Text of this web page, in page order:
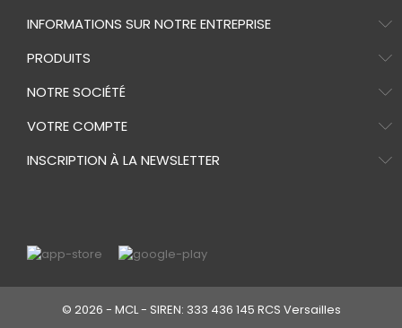
INFORMATIONS SUR NOTRE ENTREPRISE
PRODUITS
NOTRE SOCIÉTÉ
VOTRE COMPTE
INSCRIPTION À LA NEWSLETTER
© 2026 - MCL - SIREN: 333 436 145 RCS Versailles